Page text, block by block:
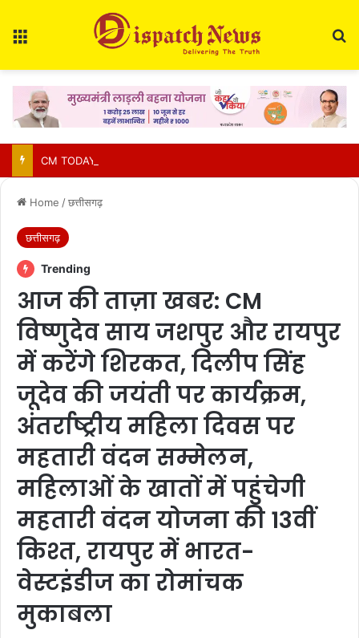
Home /छत्तीसगढ़
छत्तीसगढ़
Trending
आज की ताज़ा खबर: CM
विष्णुदेव साय जशपुर और रायपुर
में करेंगे शिरकत, दिलीप सिंह
जूदेव की जयंती पर कार्यक्रम,
अंतर्राष्ट्रीय महिला दिवस पर
महतारी वंदन सम्मेलन,
महिलाओं के खातों में पहुंचेगी
महतारी वंदन योजना की 13वीं
किश्त, रायपुर में भारत-
वेस्टइंडीज का रोमांचक
मुकाबला